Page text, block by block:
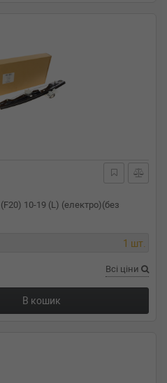
10-19 (L) (електро)(без
1 шт.
Всі ціни
В кошик